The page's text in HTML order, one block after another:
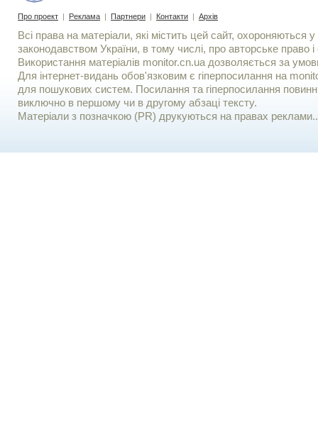
Про проект | Реклама | Партнери | Контакти | Архів
Всі права на матеріали, які містить цей сайт, охороняються у
законодавством України, в тому числі, про авторське право і
Використання матерiалiв monitor.cn.ua дозволяється за
Для iнтернет-видань обов'язковим є гiперпосилання на
для пошукових систем. Посилання та гіперпосилання
виключно в першому чи в другому абзаці тексту.
Матеріали з позначкою (PR) друкуються на правах реклами..